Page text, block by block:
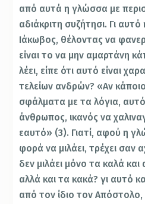
από αυτά η γλώσσα με
αδιάκριτη συζήτησι. Γι
Ιάκωβος, θέλοντας να
είναι το να μην αμαρτάνη
λέει, είπε ότι αυτό είναι
τελείων ανδρών? «Αν
σφάλματα με τα λόγια,
άνθρωπος, ικανός να
εαυτό» (3). Γιατί, αφού η
φορά να μιλάει, τρέχει σαν
δεν μιλάει μόνο τα καλά
αλλά και τα κακά? γι αυτό
από τον ίδιο τον